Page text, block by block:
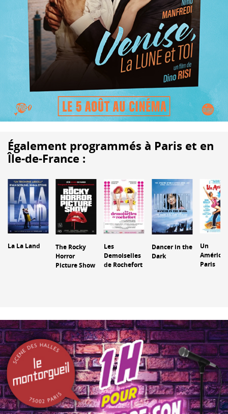
Également programmés à Paris et en
Île-de-France :
La La Land
The Rocky
Horror
Picture Show
Les
Demoiselles
de Rochefort
Dancer in the
Dark
Un
Paris